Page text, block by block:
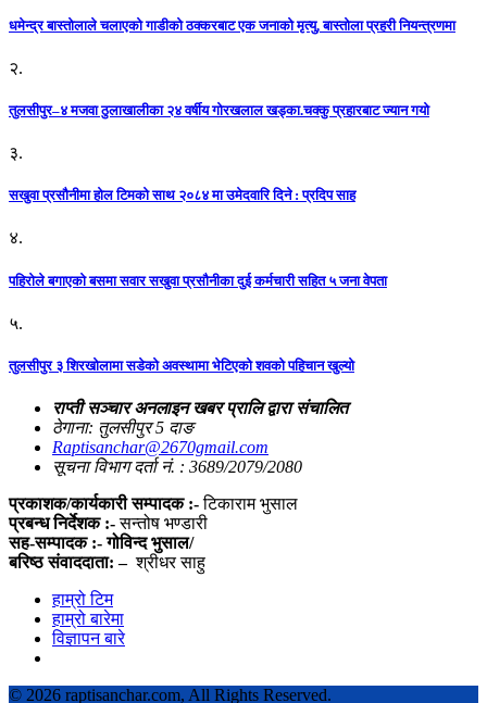
धमेन्द्र बास्तोलाले चलाएको गाडीको ठक्करबाट एक जनाको मृत्यु, बास्तोला प्रहरी नियन्त्रणमा
२.
तुलसीपुर–४ मजवा ठुलाखालीका २४ वर्षीय गोरखलाल खड्का.चक्कु प्रहारबाट ज्यान गयो
३.
सखुवा प्रसौनीमा होल टिमको साथ २०८४ मा उमेदवारि दिने : प्रदिप साह
४.
पहिराेले बगाएकाे बसमा सवार सखुवा प्रसाैनीका दुई कर्मचारी सहित ५ जना वेपता
५.
तुलसीपुर ३ शिरखोलामा सडेको अवस्थामा भेटिएको शवको पहिचान खुल्यो
राप्ती सञ्चार अनलाइन खबर प्रालि द्वारा संचालित
ठेगाना: तुलसीपुर 5 दाङ
Raptisanchar@2670gmail.com
सूचना विभाग दर्ता नं. : 3689/2079/2080
प्रकाशक/कार्यकारी सम्पादक :-टिकाराम भुसाल
प्रबन्ध निर्देशक :-सन्तोष भण्डारी
सह-सम्पादक :- गोविन्द भुसाल/
बरिष्ठ संवाददाता: – श्रीधर साहु
हाम्रो टिम
हाम्रो बारेमा
विज्ञापन बारे
© 2026 raptisanchar.com, All Rights Reserved.